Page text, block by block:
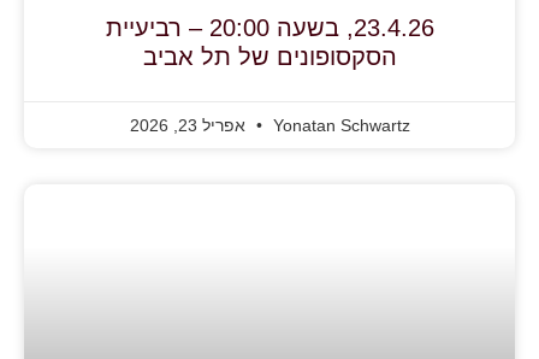
23.4.26, בשעה 20:00 – רביעיית
הסקסופונים של תל אביב
Yonatan Schwartz אפריל 23, 2026